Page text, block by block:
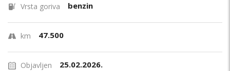
Vrsta goriva benzin
km 47.500
Objavljen 25.02.2026.